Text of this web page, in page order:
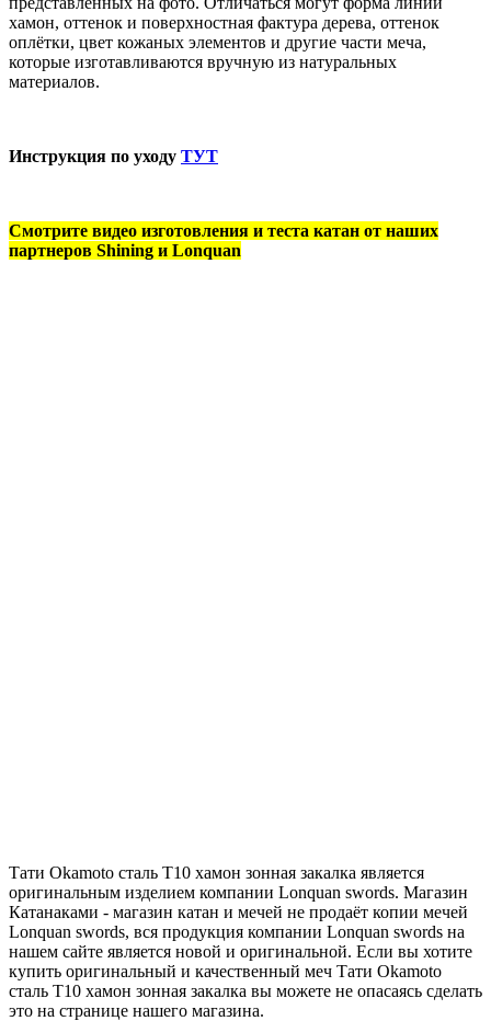
хамон, оттенок и поверхностная фактура дерева, оттенок
оплётки, цвет кожаных элементов и другие части меча,
которые изготавливаются вручную из натуральных
материалов.
Инструкция по уходу ТУТ
Смотрите видео изготовления и теста катан от наших
партнеров Shining и Lonquan
Тати Okamoto сталь T10 хамон зонная закалка является
оригинальным изделием компании Lonquan swords. Магазин
Катанаками - магазин катан и мечей не продаёт копии мечей
Lonquan swords, вся продукция компании Lonquan swords на
нашем сайте является новой и оригинальной. Если вы хотите
купить оригинальный и качественный меч Тати Okamoto
сталь T10 хамон зонная закалка вы можете не опасаясь сделать
это на странице нашего магазина.